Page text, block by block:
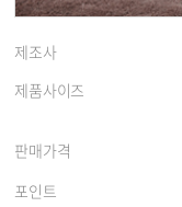
제조사
제품사이즈
판매가격
포인트